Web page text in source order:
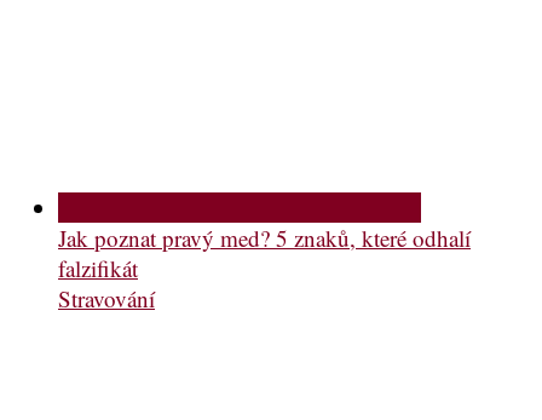
Jak poznat pravý med? 5 znaků, které odhalí
falzifikát
Stravování